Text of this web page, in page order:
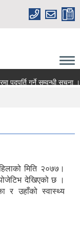
पदपूर्ति गर्ने सम्वन्धी सूचना ।।
मिति २०७७।
देखिएको छ ।
र उहाँको स्वास्थ्य